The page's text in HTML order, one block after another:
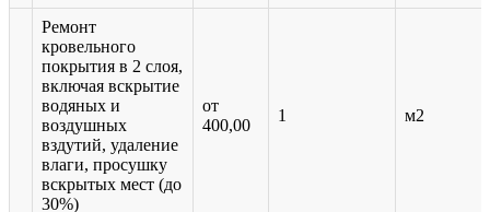
Ремонт
кровельного
покрытия в 2 слоя,
включая вскрытие
водяных и
воздушных
вздутий, удаление
влаги, просушку
вскрытых мест (до
30%)
от
400,00
1 м2